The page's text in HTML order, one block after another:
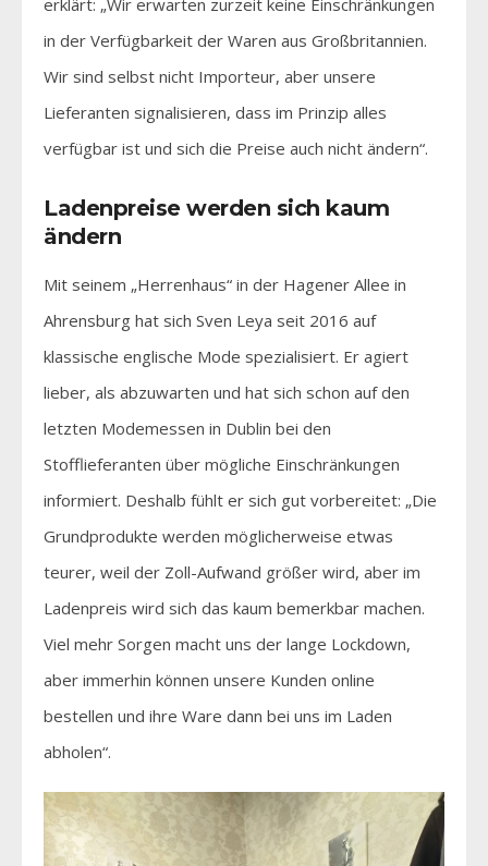
in der Verfügbarkeit der Waren aus Großbritannien.
Wir sind selbst nicht Importeur, aber unsere
Lieferanten signalisieren, dass im Prinzip alles
verfügbar ist und sich die Preise auch nicht ändern“.
Ladenpreise werden sich kaum
ändern
Mit seinem „Herrenhaus“ in der Hagener Allee in
Ahrensburg hat sich Sven Leya seit 2016 auf
klassische englische Mode spezialisiert. Er agiert
lieber, als abzuwarten und hat sich schon auf den
letzten Modemessen in Dublin bei den
Stofflieferanten über mögliche Einschränkungen
informiert. Deshalb fühlt er sich gut vorbereitet: „Die
Grundprodukte werden möglicherweise etwas
teurer, weil der Zoll-Aufwand größer wird, aber im
Ladenpreis wird sich das kaum bemerkbar machen.
Viel mehr Sorgen macht uns der lange Lockdown,
aber immerhin können unsere Kunden online
bestellen und ihre Ware dann bei uns im Laden
abholen“.